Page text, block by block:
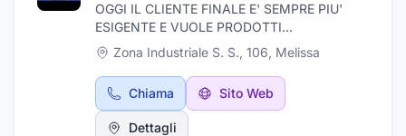
OGGI IL CLIENTE FINALE E' SEMPRE PIU'
ESIGENTE E VUOLE PRODOTTI
PERSONALIZZATI IN LINEA CON IL PROPRIO
STILE. LA REALIZZAZIONE DELLE VOSTRE
IDEE RAPPRESENTA IL NOSTRO SUCCESSO.
Professionalità, qualità, esperienza assistenza
e passione...sono alla base della nostra
Zona Industriale S. S., 106, Melissa
Chiama Sito Web
Dettagli